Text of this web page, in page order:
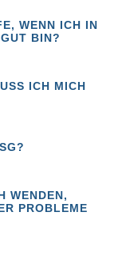
WENN ICH IN
BIN?
ICH MICH
WENDEN,
PROBLEME